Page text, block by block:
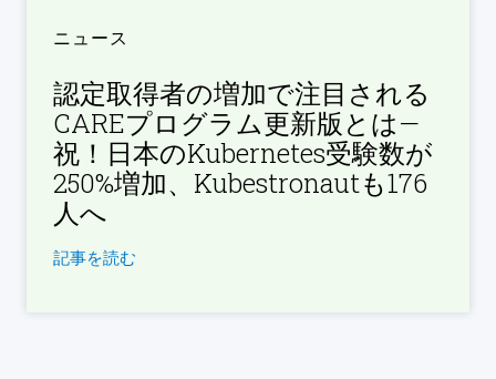
ニュース
認定取得者の増加で注目される
CAREプログラム更新版とは—
祝！日本のKubernetes受験数が
250%増加、Kubestronautも176
人へ
記事を読む